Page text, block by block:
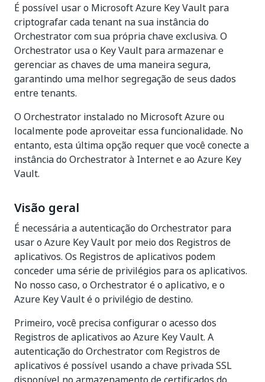
É possível usar o Microsoft Azure Key Vault para
criptografar cada tenant na sua instância do
Orchestrator com sua própria chave exclusiva. O
Orchestrator usa o Key Vault para armazenar e
gerenciar as chaves de uma maneira segura,
garantindo uma melhor segregação de seus dados
entre tenants.
O Orchestrator instalado no Microsoft Azure ou
localmente pode aproveitar essa funcionalidade. No
entanto, esta última opção requer que você conecte a
instância do Orchestrator à Internet e ao Azure Key
Vault.
Visão geral
É necessária a autenticação do Orchestrator para
usar o Azure Key Vault por meio dos Registros de
aplicativos. Os Registros de aplicativos podem
conceder uma série de privilégios para os aplicativos.
No nosso caso, o Orchestrator é o aplicativo, e o
Azure Key Vault é o privilégio de destino.
Primeiro, você precisa configurar o acesso dos
Registros de aplicativos ao Azure Key Vault. A
autenticação do Orchestrator com Registros de
aplicativos é possível usando a chave privada SSL